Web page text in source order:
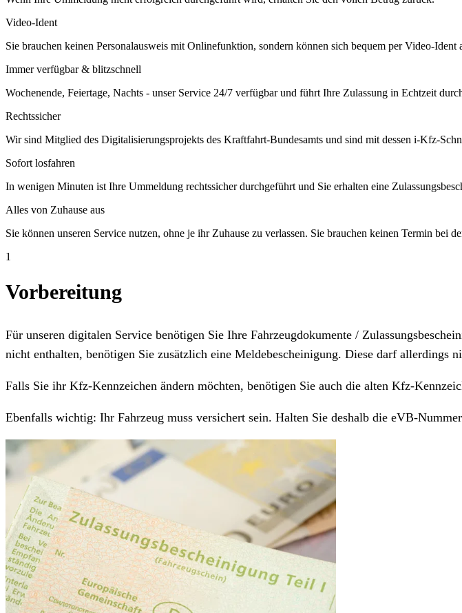
Video-Ident
Sie brauchen keinen Personalausweis mit Onlinefunktion, sondern können sich bequem per Video-Ident
Immer verfügbar & blitzschnell
Wochenende, Feiertage, Nachts - unser Service 24/7 verfügbar und führt Ihre Zulassung in Echtzeit
Rechtssicher
Wir sind Mitglied des Digitalisierungsprojekts des Kraftfahrt-Bundesamts und sind mit dessen i-Kfz-
Sofort losfahren
In wenigen Minuten ist Ihre Ummeldung rechtssicher durchgeführt und Sie erhalten eine
Alles von Zuhause aus
Sie können unseren Service nutzen, ohne je ihr Zuhause zu verlassen. Sie brauchen keinen Termin bei
1
Vorbereitung
Für unseren digitalen Service benötigen Sie Ihre Fahrzeugdokumente /
nicht enthalten, benötigen Sie zusätzlich eine Meldebescheinigung. Diese darf allerdings
Falls Sie ihr Kfz-Kennzeichen ändern möchten, benötigen Sie auch die alten Kfz-
Ebenfalls wichtig: Ihr Fahrzeug muss versichert sein. Halten Sie deshalb die eVB-